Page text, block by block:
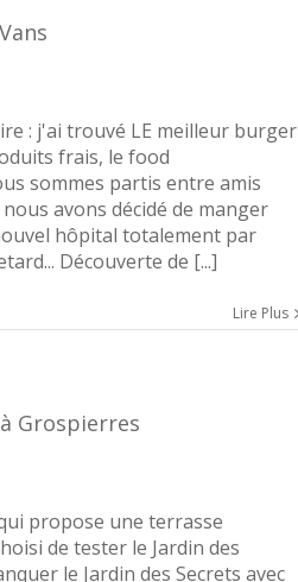
: j'ai trouvé LE meilleur burger
frais, le food
sommes partis entre amis
avons décidé de manger
hôpital totalement par
Découverte de [...]
Lire Plus
Grospierres
propose une terrasse
de tester le Jardin des
le Jardin des Secrets avec